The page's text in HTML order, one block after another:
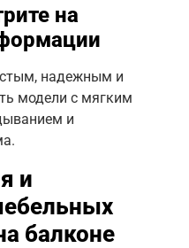
на
надежным и
модели с мягким
и
и
балконе